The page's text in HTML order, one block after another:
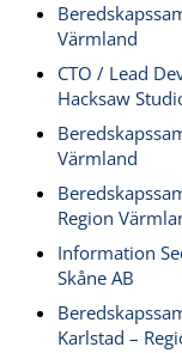
Värmland
CTO / Lead
Hacksaw
Värmland
Region
Information
Skåne AB
Karlstad –